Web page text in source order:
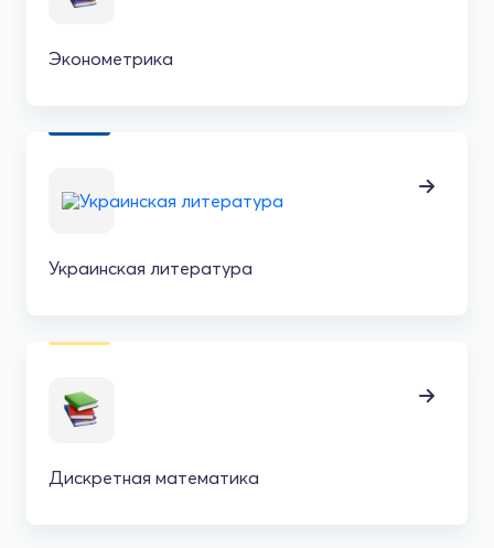
Эконометрика
Украинская литература
Дискретная математика